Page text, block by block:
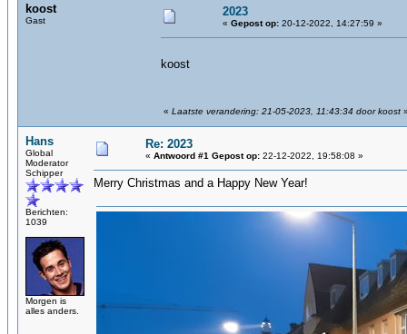
koost
Gast
2023
« Gepost op: 20-12-2022, 14:27:59 »
koost
« Laatste verandering: 21-05-2023, 11:43:34 door koost
Hans
Global
Moderator
Schipper
Berichten:
1039
Morgen is
alles anders.
Re: 2023
« Antwoord #1 Gepost op: 22-12-2022, 19:58:08 »
Merry Christmas and a Happy New Year!